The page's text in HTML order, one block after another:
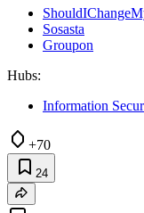
Sosasta
Groupon
Hubs:
Information
+70
24